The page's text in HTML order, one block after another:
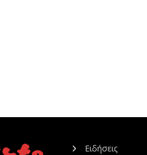
Ειδήσεις